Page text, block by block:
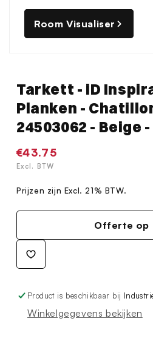
Room Visualiser
Tarkett - iD
Planken -
24503062 - Beige
Normale
prijs
€43.75
Excl. BTW
Prijzen zijn Excl. 21% BTW.
Offerte op
Product is beschikbaar bij
Winkelgegevens bekijken